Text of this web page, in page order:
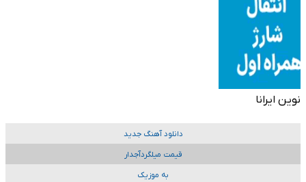
نوین ایرانا
دانلود آهنگ جدید
قیمت میلگردآجدار
به موزیک